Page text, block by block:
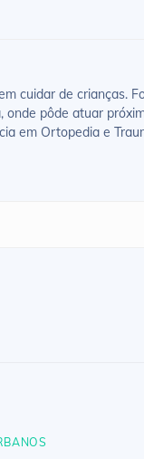
cuidar de crianças.
pôde atuar
em Ortopedia e